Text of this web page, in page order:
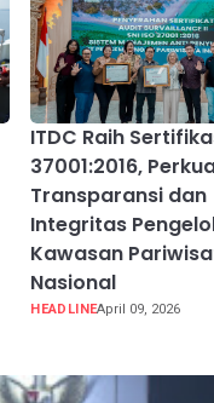
ITDC Raih
37001:2016,
Transparansi dan
Integritas
Kawasan
Nasional
HEADLINEApril 09, 2026